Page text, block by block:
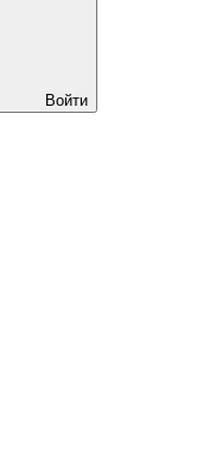
Войти